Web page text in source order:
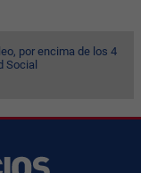
por encima de los 4
Social